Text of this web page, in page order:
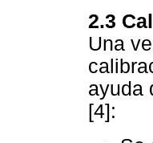
2.3
Una
ayuda
[4]: